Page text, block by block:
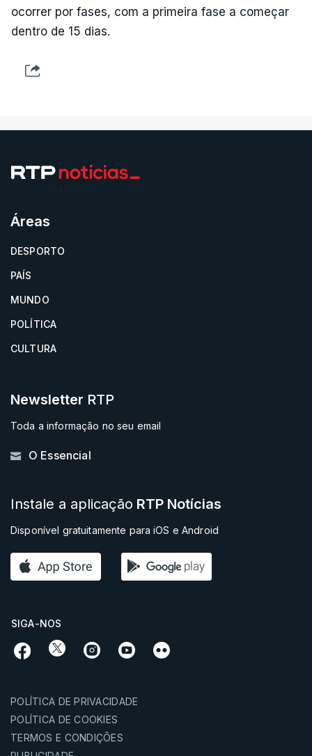
ocorrer por fases, com a primeira fase a começar
dentro de 15 dias.
Áreas
DESPORTO
PAÍS
MUNDO
POLÍTICA
CULTURA
Newsletter RTP
Toda a informação no seu email
O Essencial
Instale a aplicação RTP Notícias
Disponível gratuitamente para iOS e Android
SIGA-NOS
POLÍTICA DE PRIVACIDADE
POLÍTICA DE COOKIES
TERMOS E CONDIÇÕES